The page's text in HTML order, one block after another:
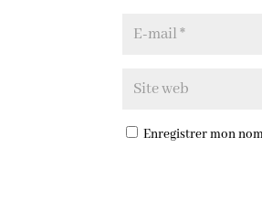
Enregistrer mon